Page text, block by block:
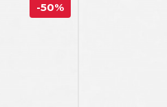
-50%